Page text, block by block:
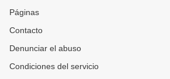
Páginas
Contacto
Denunciar el abuso
Condiciones del servicio